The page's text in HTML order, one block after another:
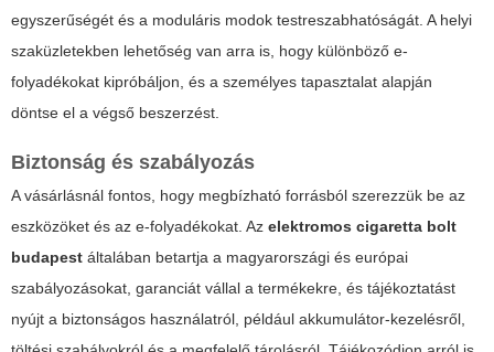
egyszerűségét és a moduláris modok testreszabhatóságát. A helyi
szaküzletekben lehetőség van arra is, hogy különböző e-
folyadékokat kipróbáljon, és a személyes tapasztalat alapján
döntse el a végső beszerzést.
Biztonság és szabályozás
A vásárlásnál fontos, hogy megbízható forrásból szerezzük be az
eszközöket és az e-folyadékokat. Az elektromos cigaretta bolt
budapest általában betartja a magyarországi és európai
szabályozásokat, garanciát vállal a termékekre, és tájékoztatást
nyújt a biztonságos használatról, például akkumulátor-kezelésről,